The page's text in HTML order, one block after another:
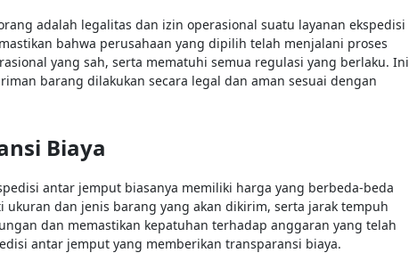
adalah legalitas dan izin operasional suatu layanan ekspedisi
bahwa perusahaan yang dipilih telah menjalani proses
yang sah, serta mematuhi semua regulasi yang berlaku. Ini
barang dilakukan secara legal dan aman sesuai dengan
Biaya
antar jemput biasanya memiliki harga yang berbeda-beda
dan jenis barang yang akan dikirim, serta jarak tempuh
dan memastikan kepatuhan terhadap anggaran yang telah
antar jemput yang memberikan transparansi biaya.